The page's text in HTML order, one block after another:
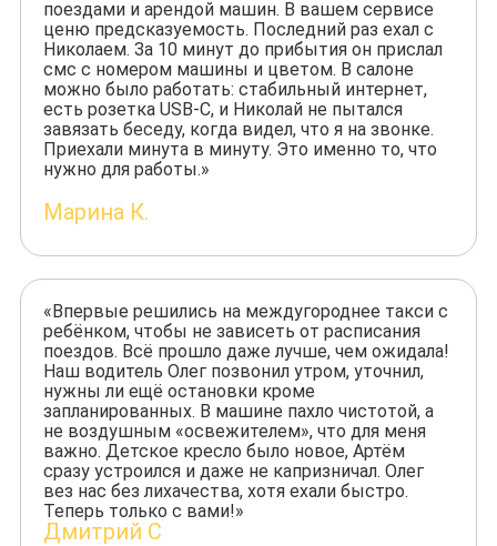
поездами и арендой машин. В вашем сервисе
ценю предсказуемость. Последний раз ехал с
Николаем. За 10 минут до прибытия он прислал
смс с номером машины и цветом. В салоне
можно было работать: стабильный интернет,
есть розетка USB-C, и Николай не пытался
завязать беседу, когда видел, что я на звонке.
Приехали минута в минуту. Это именно то, что
нужно для работы.»
Марина К.
«Впервые решились на междугороднее такси с
ребёнком, чтобы не зависеть от расписания
поездов. Всё прошло даже лучше, чем ожидала!
Наш водитель Олег позвонил утром, уточнил,
нужны ли ещё остановки кроме
запланированных. В машине пахло чистотой, а
не воздушным «освежителем», что для меня
важно. Детское кресло было новое, Артём
сразу устроился и даже не капризничал. Олег
вез нас без лихачества, хотя ехали быстро.
Теперь только с вами!»
Дмитрий С